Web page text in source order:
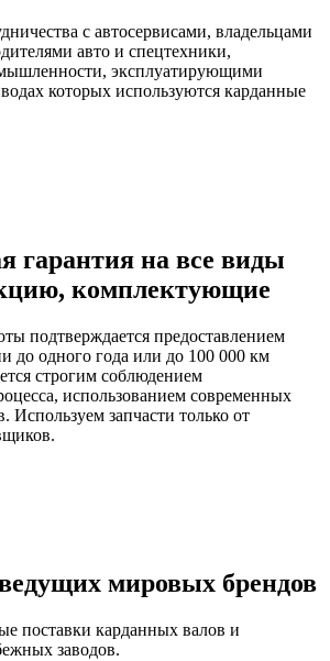
с автосервисами, владельцами
авто и спецтехники,
эксплуатирующими
которых используются карданные
гарантия на все виды
комплектующие
подтверждается предоставлением
до одного года или до 100 000 км
строгим соблюдением
использованием современных
Используем запчасти только от
мировых брендов
поставки карданных валов и
заводов.